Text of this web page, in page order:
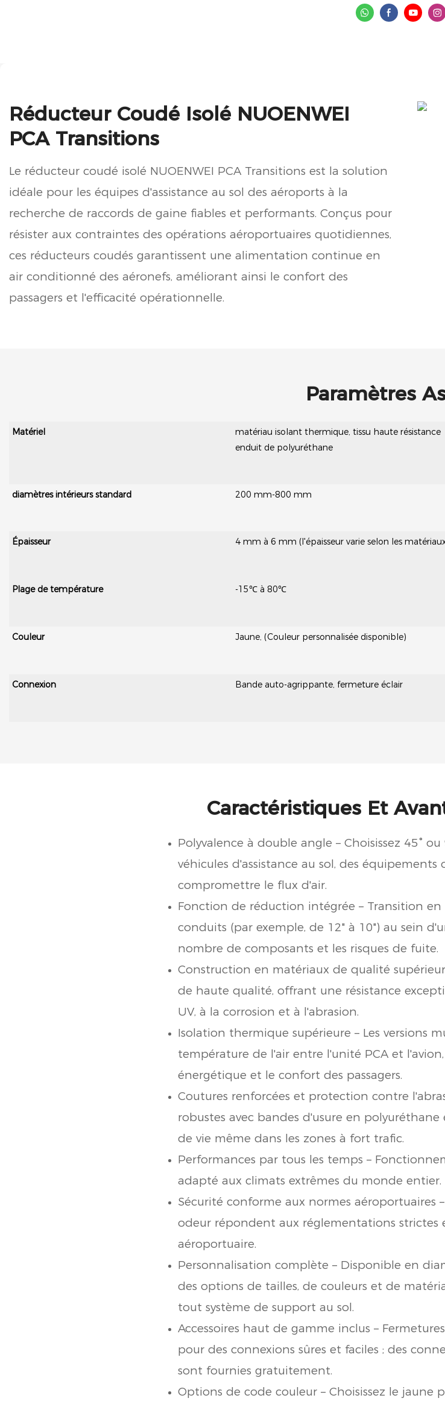
Réducteur Coudé Isolé NUOENWEI
PCA Transitions
Le réducteur coudé isolé NUOENWEI PCA Transitions est la solution
idéale pour les équipes d'assistance au sol des aéroports à la
recherche de raccords de gaine fiables et performants. Conçus pour
résister aux contraintes des opérations aéroportuaires quotidiennes,
ces réducteurs coudés garantissent une alimentation continue en
air conditionné des aéronefs, améliorant ainsi le confort des
passagers et l'efficacité opérationnelle.
Paramètres
Matériel
matériau isolant thermique, tissu haute résistance
enduit de polyuréthane
diamètres intérieurs standard 200 mm-800 mm
Épaisseur 4 mm à 6 mm (l'épaisseur varie selon les
Plage de température -15℃ à 80℃
Couleur Jaune, (Couleur personnalisée disponible)
Connexion Bande auto-agrippante, fermeture éclair
Caractéristiques Et
Polyvalence à double angle – Choisissez 45°
véhicules d'assistance au sol, des équipements
compromettre le flux d'air.
Fonction de réduction intégrée – Transition
conduits (par exemple, de 12" à 10") au sein
nombre de composants et les risques de fuite.
Construction en matériaux de qualité
de haute qualité, offrant une résistance
UV, à la corrosion et à l'abrasion.
Isolation thermique supérieure – Les versions
température de l'air entre l'unité PCA et
énergétique et le confort des passagers.
Coutures renforcées et protection contre
robustes avec bandes d'usure en
de vie même dans les zones à fort trafic.
Performances par tous les temps –
adapté aux climats extrêmes du monde entier.
Sécurité conforme aux normes aéroportuaires
odeur répondent aux réglementations strictes
aéroportuaire.
Personnalisation complète – Disponible en
des options de tailles, de couleurs et de
tout système de support au sol.
Accessoires haut de gamme inclus –
pour des connexions sûres et faciles ; des
sont fournies gratuitement.
Options de code couleur – Choisissez le jaune